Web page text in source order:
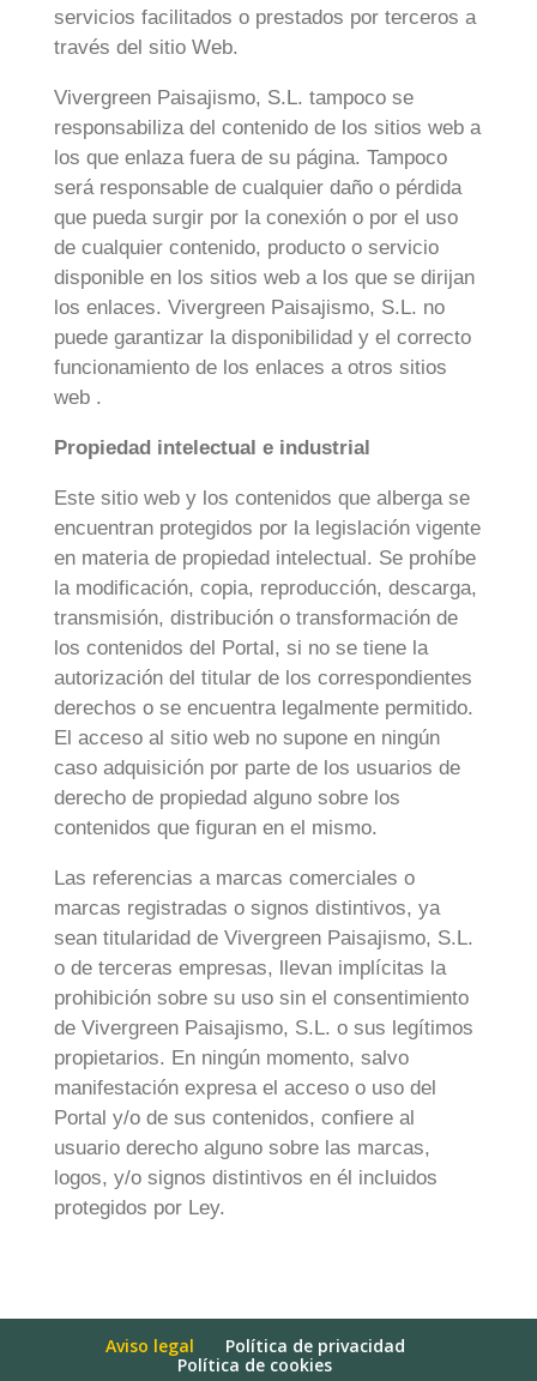
servicios facilitados o prestados por terceros a
través del sitio Web.
Vivergreen Paisajismo, S.L. tampoco se
responsabiliza del contenido de los sitios web a
los que enlaza fuera de su página. Tampoco
será responsable de cualquier daño o pérdida
que pueda surgir por la conexión o por el uso
de cualquier contenido, producto o servicio
disponible en los sitios web a los que se dirijan
los enlaces. Vivergreen Paisajismo, S.L. no
puede garantizar la disponibilidad y el correcto
funcionamiento de los enlaces a otros sitios
web .
Propiedad intelectual e industrial
Este sitio web y los contenidos que alberga se
encuentran protegidos por la legislación vigente
en materia de propiedad intelectual. Se prohíbe
la modificación, copia, reproducción, descarga,
transmisión, distribución o transformación de
los contenidos del Portal, si no se tiene la
autorización del titular de los correspondientes
derechos o se encuentra legalmente permitido.
El acceso al sitio web no supone en ningún
caso adquisición por parte de los usuarios de
derecho de propiedad alguno sobre los
contenidos que figuran en el mismo.
Las referencias a marcas comerciales o
marcas registradas o signos distintivos, ya
sean titularidad de Vivergreen Paisajismo, S.L.
o de terceras empresas, llevan implícitas la
prohibición sobre su uso sin el consentimiento
de Vivergreen Paisajismo, S.L. o sus legítimos
propietarios. En ningún momento, salvo
manifestación expresa el acceso o uso del
Portal y/o de sus contenidos, confiere al
usuario derecho alguno sobre las marcas,
logos, y/o signos distintivos en él incluidos
protegidos por Ley.
Aviso legal
Política de privacidad
Política de cookies